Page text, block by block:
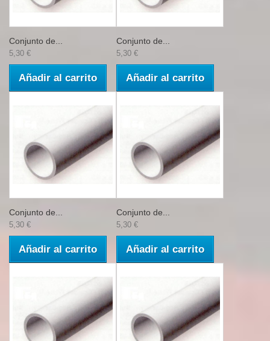
Conjunto de...
5,30 €
Añadir al carrito
Conjunto de...
5,30 €
Añadir al carrito
Conjunto de...
5,30 €
Añadir al carrito
Conjunto de...
5,30 €
Añadir al carrito